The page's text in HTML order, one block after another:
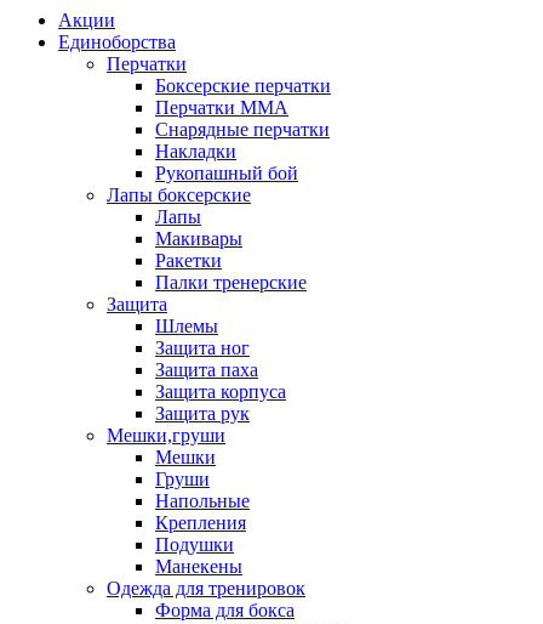
Акции
Единоборства
Перчатки
Боксерские перчатки
Перчатки ММА
Снарядные перчатки
Накладки
Рукопашный бой
Лапы боксерские
Лапы
Макивары
Ракетки
Палки тренерские
Защита
Шлемы
Защита ног
Защита паха
Защита корпуса
Защита рук
Мешки,груши
Мешки
Груши
Напольные
Крепления
Подушки
Манекены
Одежда для тренировок
Форма для бокса